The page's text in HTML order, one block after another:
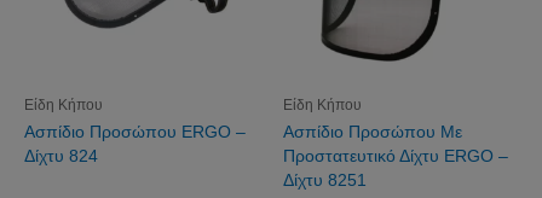
Είδη Κήπου
Aσπίδιo Πρoσώπoυ ERGO –
Δίχτυ 824
Είδη Κήπου
Aσπίδιo Πρoσώπoυ Με
Πρoστατευτικό Δίχτυ ERGO –
Δίχτυ 8251